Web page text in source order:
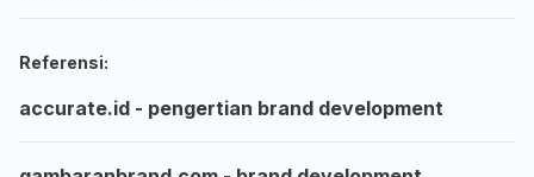
Referensi:
accurate.id - pengertian brand development